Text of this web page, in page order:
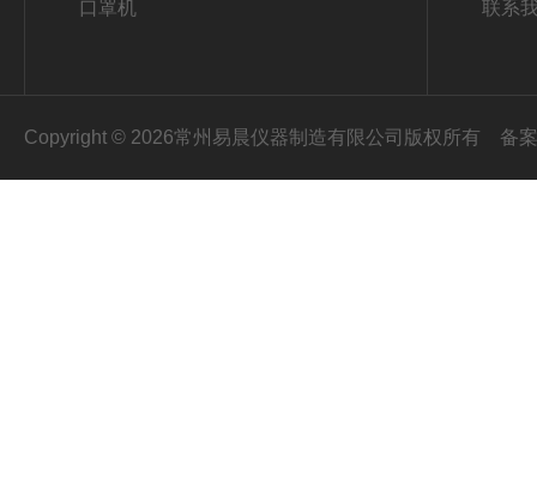
口罩机 联系
Copyright © 2026常州易晨仪器制造有限公司版权所有 备